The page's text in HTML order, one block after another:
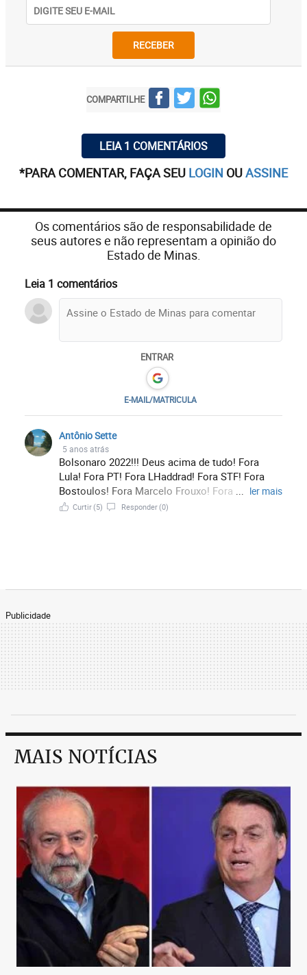
RECEBER
COMPARTILHE
LEIA 1 COMENTÁRIOS
*PARA COMENTAR, FAÇA SEU LOGIN OUASSINE
Os comentários são de responsabilidade de
seus autores e não representam a opinião do
Estado de Minas.
Leia 1 comentários
ENTRAR
E-MAIL/MATRICULA
Antônio Sette
5 anos atrás
Bolsonaro 2022!!! Deus acima de tudo! Fora
Lula! Fora PT! Fora LHaddrad! Fora STF! Fora
Bostoulos! Fora Marcelo Frouxo! Fora
Cangaciro! Fora Tiro Gomes! Fora FHC! Fora
Doria calça apertada! Bolsonaro 2022!!! Fora
Solidariedade, Cidadania, PDT, PS... nunca mais!
ler mais
Curtir(5) Responder(0)
Publicidade
MAIS NOTÍCIAS